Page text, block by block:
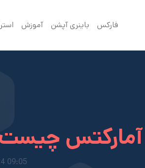
فارکس باینری آپشن آموزش
09:05 27/08/2024 -